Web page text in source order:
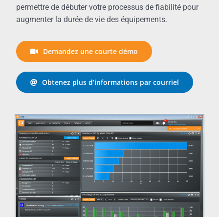
permettre de débuter votre processus de fiabilité pour
augmenter la durée de vie des équipements.
Demandez une courte démo
Obtenez plus d’informations par courriel